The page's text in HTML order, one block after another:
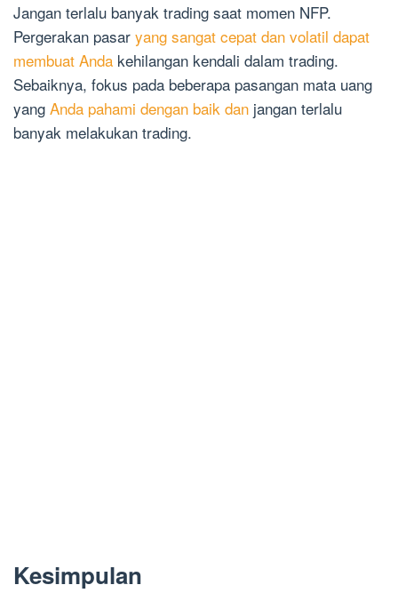
Jangan terlalu banyak trading saat momen NFP.
Pergerakan pasar yang sangat cepat dan volatil dapat
membuat Anda kehilangan kendali dalam trading.
Sebaiknya, fokus pada beberapa pasangan mata uang
yang Anda pahami dengan baik dan jangan terlalu
banyak melakukan trading.
Kesimpulan